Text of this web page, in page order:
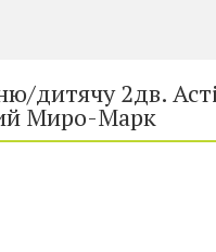
дитячу 2дв.
Миро-Марк